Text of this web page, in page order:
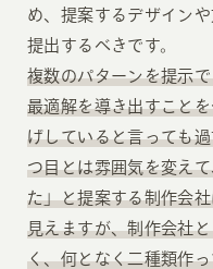
め、提案するデザイン
提出するべきです。
複数のパターンを提示
最適解を導き出すこと
げしていると言っても
つ目とは雰囲気を変え
た」と提案する制作会
見えますが、制作会社
く、何となく二種類作